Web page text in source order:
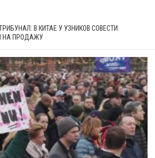
В КИТАЕ У УЗНИКОВ СОВЕСТИ
НА ПРОДАЖУ